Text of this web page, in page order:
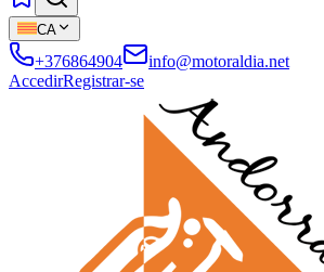
CA
+376864904
info@motoraldia.net
AccedirRegistrar-se